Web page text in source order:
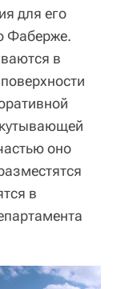
для его
Фаберже.
в
оно
в